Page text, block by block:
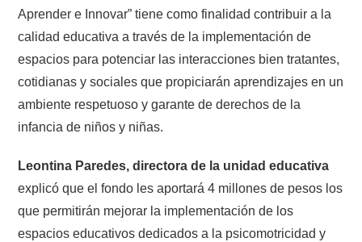
Aprender e Innovar” tiene como finalidad contribuir a la
calidad educativa a través de la implementación de
espacios para potenciar las interacciones bien tratantes,
cotidianas y sociales que propiciarán aprendizajes en un
ambiente respetuoso y garante de derechos de la
infancia de niños y niñas.
Leontina Paredes, directora de la unidad educativa
explicó que el fondo les aportará 4 millones de pesos los
que permitirán mejorar la implementación de los
espacios educativos dedicados a la psicomotricidad y